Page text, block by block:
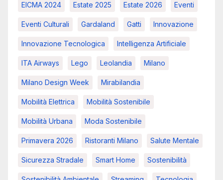
EICMA 2024 Estate 2025 Estate 2026 Eventi
Eventi Culturali Gardaland Gatti Innovazione
Innovazione Tecnologica Intelligenza Artificiale
ITA Airways Lego Leolandia Milano
Milano Design Week Mirabilandia
Mobilità Elettrica Mobilità Sostenibile
Mobilità Urbana Moda Sostenibile
Primavera 2026 Ristoranti Milano Salute Mentale
Sicurezza Stradale Smart Home Sostenibilità